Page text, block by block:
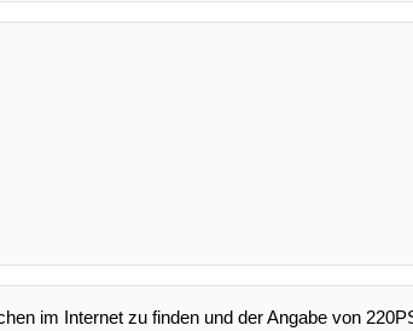
im Internet zu finden und der Angabe von